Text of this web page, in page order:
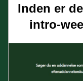
Inden er
intro-